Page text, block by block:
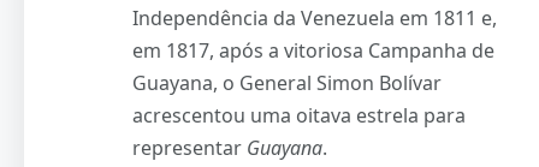
Independência da Venezuela em 1811 e,
em 1817, após a vitoriosa Campanha de
Guayana, o General Simon Bolívar
acrescentou uma oitava estrela para
representar Guayana.